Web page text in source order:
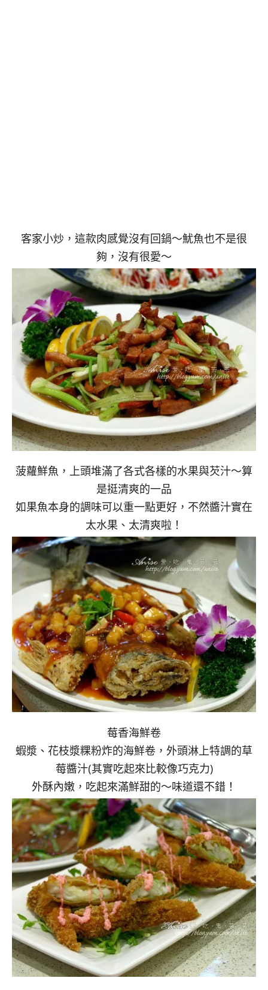
客家小炒，這款肉感覺沒有回鍋～魷魚也不是很
夠，沒有很愛～
菠蘿鮮魚，上頭堆滿了各式各樣的水果與芡汁～算
是挺清爽的一品
如果魚本身的調味可以重一點更好，不然醬汁實在
太水果、太清爽啦！
莓香海鮮卷
蝦漿、花枝漿粿粉炸的海鮮卷，外頭淋上特調的草
莓醬汁(其實吃起來比較像巧克力)
外酥內嫩，吃起來滿鮮甜的～味道還不錯！